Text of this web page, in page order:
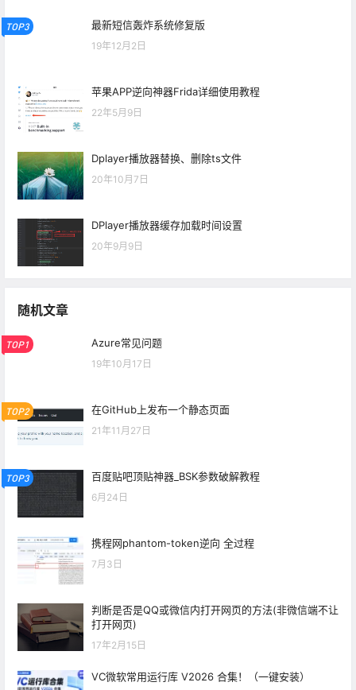
TOP3 最新短信轰炸系统修复版
19年12月2日
苹果APP逆向神器Frida详细使用教程
22年5月9日
Dplayer播放器替换、删除ts文件
20年10月7日
DPlayer播放器缓存加载时间设置
20年9月9日
随机文章
TOP1 Azure常见问题
19年10月17日
TOP2 在GitHub上发布一个静态页面
21年11月27日
TOP3 百度贴吧顶贴神器_BSK参数破解教程
6月24日
携程网phantom-token逆向 全过程
7月3日
判断是否是QQ或微信内打开网页的方法(非微信端不让
打开网页)
17年2月15日
VC微软常用运行库 V2026 合集！（一键安装）